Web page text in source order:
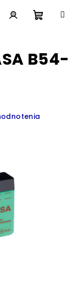
košík
B54-